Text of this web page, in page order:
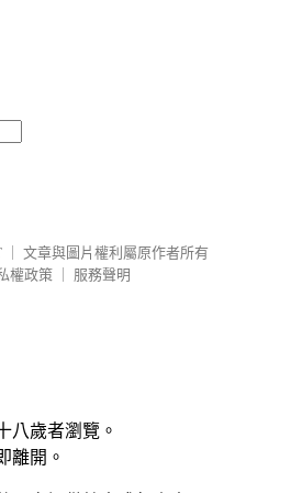
文章與圖片權利屬原作者所有
權政策
服務聲明
八歲者瀏覽。
離開。